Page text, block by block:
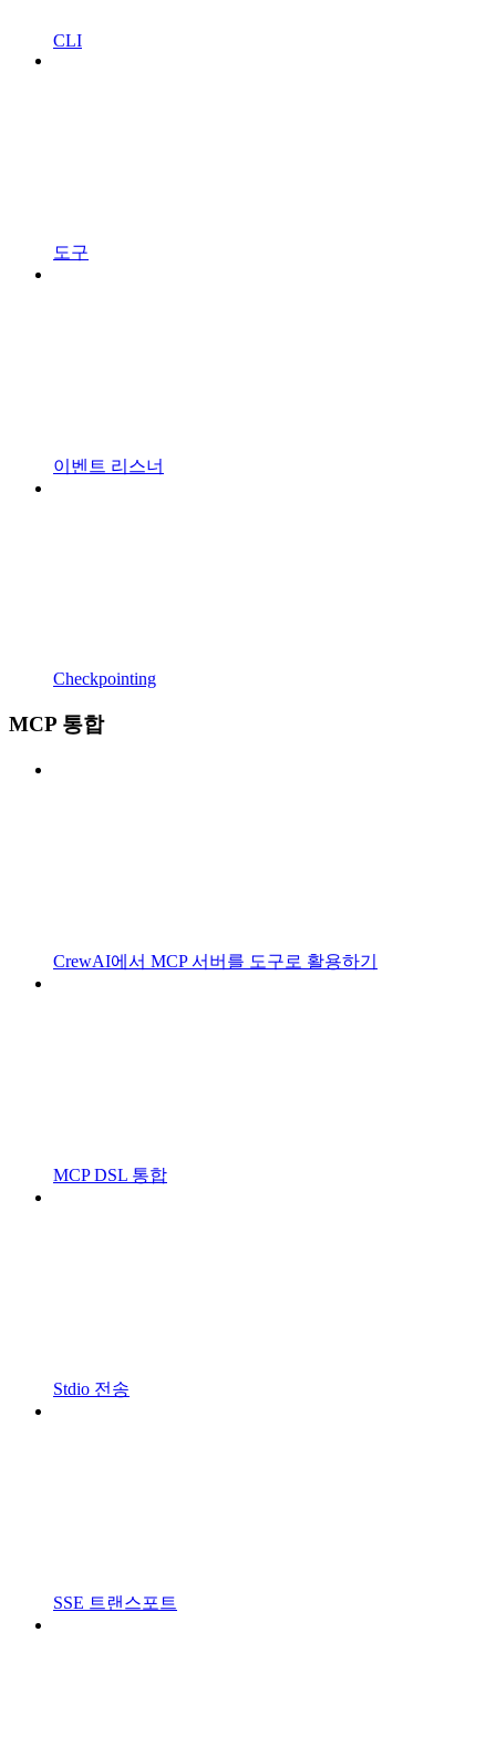
CLI
도구
이벤트 리스너
Checkpointing
MCP 통합
CrewAI에서 MCP 서버를 도구로 활용하기
MCP DSL 통합
Stdio 전송
SSE 트랜스포트